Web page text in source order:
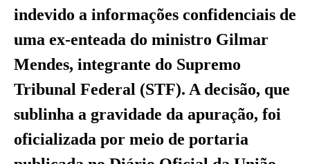
indevido a informações confidenciais de
uma ex-enteada do ministro Gilmar
Mendes, integrante do Supremo
Tribunal Federal (STF). A decisão, que
sublinha a gravidade da apuração, foi
oficializada por meio de portaria